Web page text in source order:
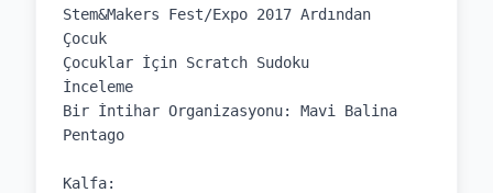
Stem&Makers Fest/Expo 2017 Ardından
Çocuk
Çocuklar İçin Scratch Sudoku
İnceleme
Bir İntihar Organizasyonu: Mavi Balina
Pentago
Kalfa: